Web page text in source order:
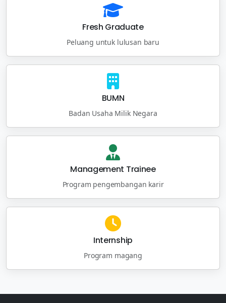
Fresh Graduate
Peluang untuk lulusan baru
BUMN
Badan Usaha Milik Negara
Management Trainee
Program pengembangan karir
Internship
Program magang